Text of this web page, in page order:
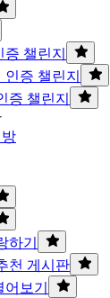
챌린지
증 챌린지
증 챌린지
하기
천 게시판
보기